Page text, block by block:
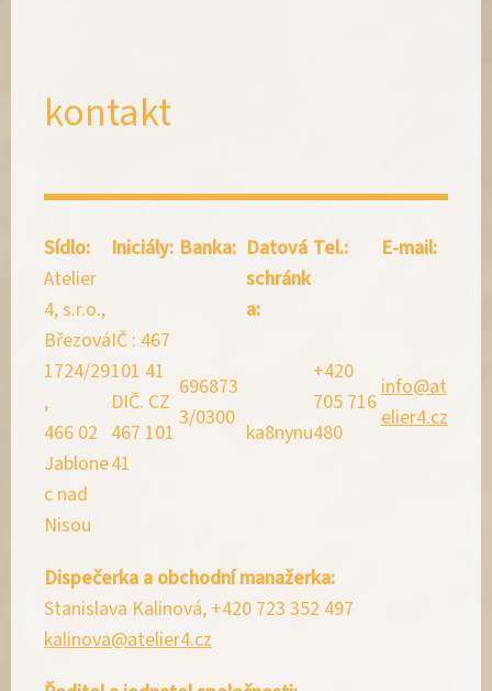
kontakt
Sídlo:
Atelier
4, s.r.o.,
Březová
1724/29
,
466 02
Jablone
c nad
Nisou
Iniciály:
IČ : 467
101 41
DIČ. CZ
467 101
41
Banka:
696873
3/0300
Datová
schránk
a:
ka8nynu
Tel.:
+420
705 716
480
E-mail:
info@at
elier4.cz
Dispečerka a obchodní manažerka:
Stanislava Kalinová, +420 723 352 497
kalinova@atelier4.cz